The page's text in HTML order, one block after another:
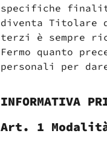
specifiche
diventa Titolare
terzi è sempre
Fermo quanto
personali per
INFORMATIVA
Art. 1
Autorizzo Il
Desidero
Autorizzo Il